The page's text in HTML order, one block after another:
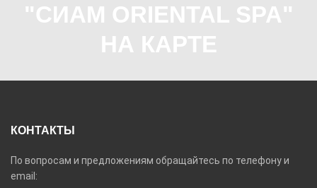
"СИАМ ORIENTAL SPA"
НА КАРТЕ
КОНТАКТЫ
По вопросам и предложениям обращайтесь по телефону и
email: